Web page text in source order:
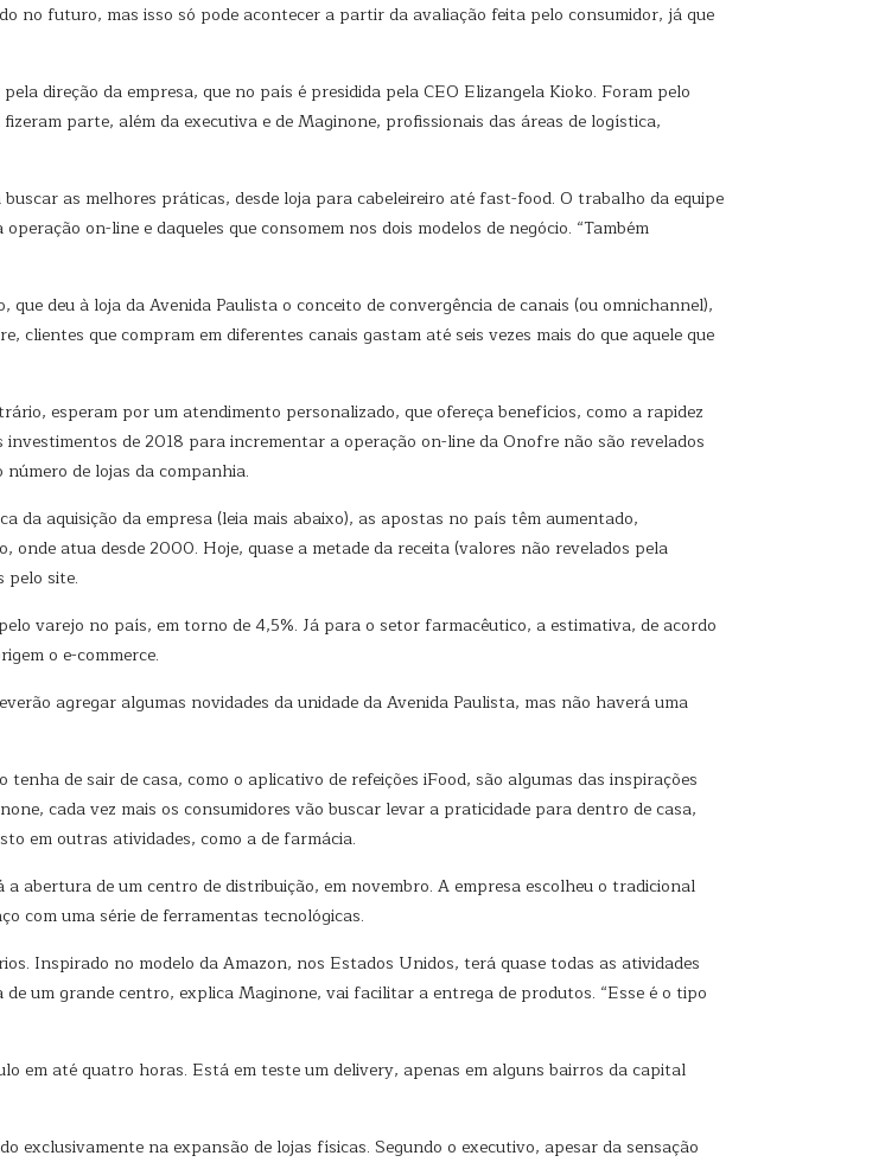
no futuro, mas isso só pode acontecer a partir da avaliação feita pelo consumidor, já que
direção da empresa, que no país é presidida pela CEO Elizangela Kioko. Foram pelo
parte, além da executiva e de Maginone, profissionais das áreas de logística,
as melhores práticas, desde loja para cabeleireiro até fast-food. O trabalho da equipe
on-line e daqueles que consomem nos dois modelos de negócio. “Também
deu à loja da Avenida Paulista o conceito de convergência de canais (ou omnichannel),
clientes que compram em diferentes canais gastam até seis vezes mais do que aquele que
esperam por um atendimento personalizado, que ofereça benefícios, como a rapidez
de 2018 para incrementar a operação on-line da Onofre não são revelados
de lojas da companhia.
da aquisição da empresa (leia mais abaixo), as apostas no país têm aumentado,
atua desde 2000. Hoje, quase a metade da receita (valores não revelados pela
pelo site.
varejo no país, em torno de 4,5%. Já para o setor farmacêutico, a estimativa, de acordo
o e-commerce.
agregar algumas novidades da unidade da Avenida Paulista, mas não haverá uma
de sair de casa, como o aplicativo de refeições iFood, são algumas das inspirações
cada vez mais os consumidores vão buscar levar a praticidade para dentro de casa,
em outras atividades, como a de farmácia.
abertura de um centro de distribuição, em novembro. A empresa escolheu o tradicional
com uma série de ferramentas tecnológicas.
Inspirado no modelo da Amazon, nos Estados Unidos, terá quase todas as atividades
um grande centro, explica Maginone, vai facilitar a entrega de produtos. “Esse é o tipo
em até quatro horas. Está em teste um delivery, apenas em alguns bairros da capital
na expansão de lojas físicas. Segundo o executivo, apesar da sensação